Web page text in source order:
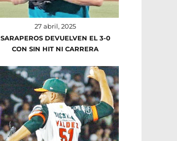
27 abril, 2025
SARAPEROS DEVUELVEN EL 3-0
CON SIN HIT NI CARRERA